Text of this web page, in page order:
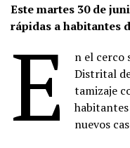
Este martes 30 de
rápidas a habitantes
E
n el cerco
Distrital
tamizaje
nuevos